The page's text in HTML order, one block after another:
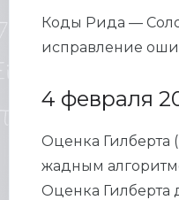
Коды Рида —
исправление
4 февраля
Оценка Гилберта
жадным
Оценка Гилберта